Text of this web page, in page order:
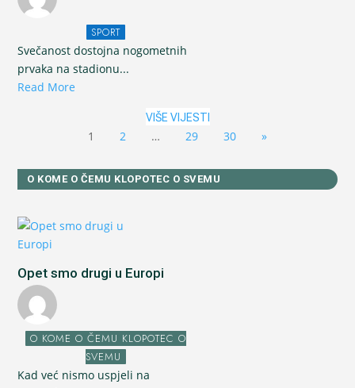
SPORT
Svečanost dostojna nogometnih
prvaka na stadionu...
Read More
VIŠE VIJESTI
1 2 … 29 30 »
O KOME O ČEMU KLOPOTEC O SVEMU
Opet smo drugi u Europi
O KOME O ČEMU KLOPOTEC O
SVEMU
Kad već nismo uspjeli na